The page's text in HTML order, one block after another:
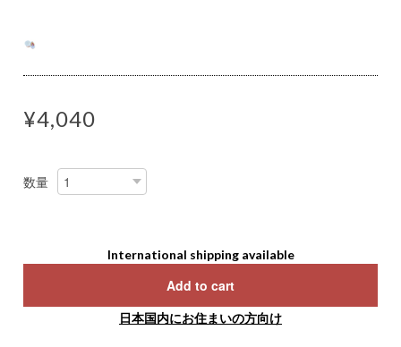
¥4,040
数量
International shipping available
Add to cart
日本国内にお住まいの方向け